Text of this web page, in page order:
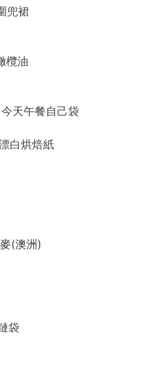
兜裙
欖油
天午餐自己袋
白烘焙紙
(澳洲)
袋